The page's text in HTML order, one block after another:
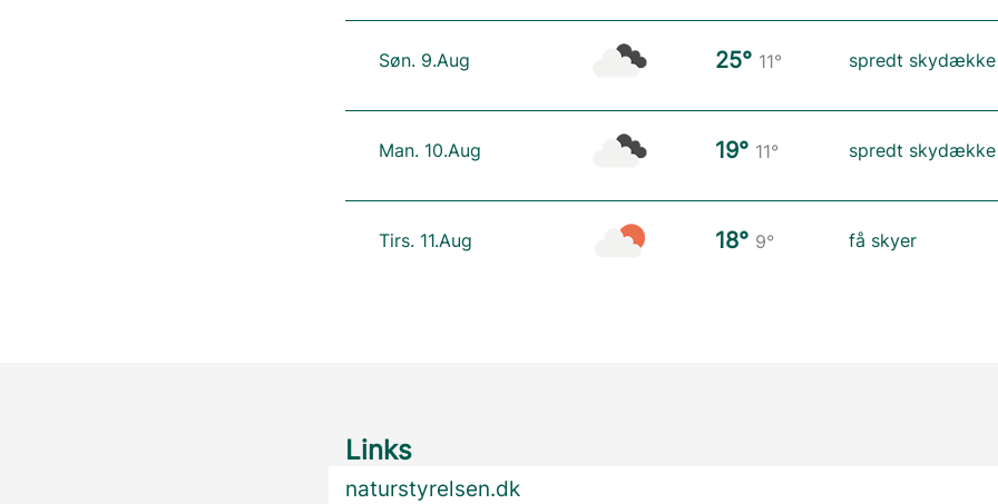
Søn. 9.Aug 25° 11° spredt skydække
Man. 10.Aug 19° 11° spredt skydække
Tirs. 11.Aug 18° 9° få skyer
Links
naturstyrelsen.dk